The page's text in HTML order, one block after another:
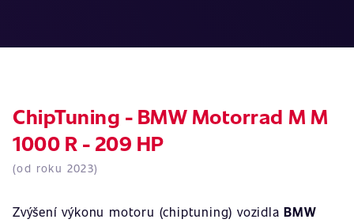
ChipTuning - BMW Motorrad M M
1000 R - 209 HP
(od roku 2023)
Zvýšení výkonu motoru (chiptuning) vozidlaBMW